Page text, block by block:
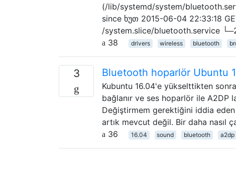
(/lib/systemd/system/
since ხუთ 2015-06-04 22:33:18
/system.slice/bluetooth.service
38
drivers wireless bluetooth
3 Bluetooth hoparlör Ubuntu
Kubuntu 16.04'e yükselttikten
bağlanır ve ses hoparlör ile A2DP
Değiştirmem gerektiğini iddia
artık mevcut değil. Bir daha nasıl
36
16.04 sound bluetooth a2dp